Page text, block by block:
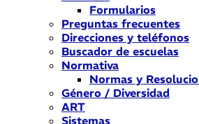
Formularios
Preguntas frecuentes
Direcciones y teléfonos
Buscador de escuelas
Normativa
Normas y
Género / Diversidad
ART
Sistemas